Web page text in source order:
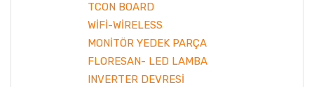
TCON BOARD
WİFİ-WİRELESS
MONİTÖR YEDEK PARÇA
FLORESAN- LED LAMBA
INVERTER DEVRESİ